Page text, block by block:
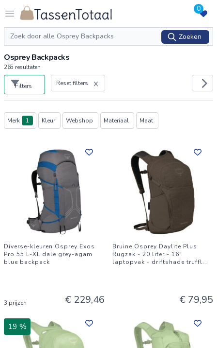
Open menu
Logo Tassentotaal.nl 0
Zoeken
Zoeken
Osprey Backpacks
265 resultaten
Filters Reset filters
Producten
Merk 1 Kleur Webshop Materiaal Maat
Diverse-kleuren Osprey Exos
Pro 55 L-XL dale grey-agam
blue backpack
3 prijzen € 229,46
Bruine Osprey Daylite Plus
Rugzak - 20 liter - 16"
laptopvak - driftshade truffl...
€ 79,95
19 %